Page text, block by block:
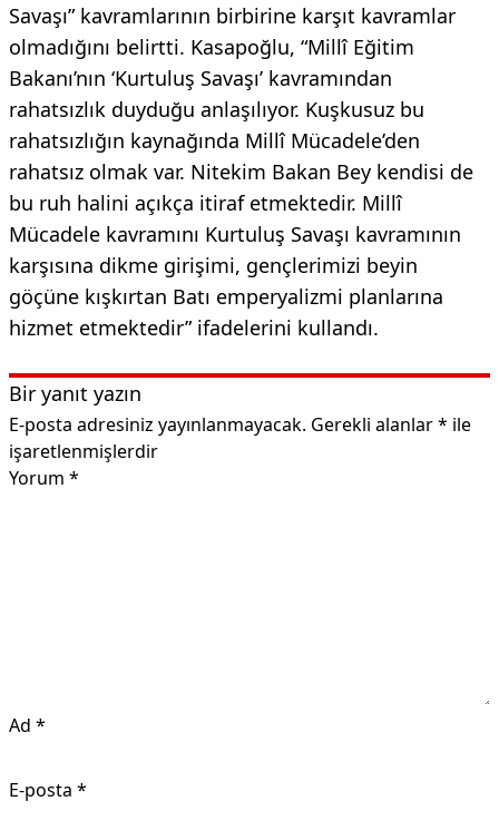
Savaşı” kavramlarının birbirine karşıt kavramlar
olmadığını belirtti. Kasapoğlu, “Millî Eğitim
Bakanı’nın ‘Kurtuluş Savaşı’ kavramından
rahatsızlık duyduğu anlaşılıyor. Kuşkusuz bu
rahatsızlığın kaynağında Millî Mücadele’den
rahatsız olmak var. Nitekim Bakan Bey kendisi de
bu ruh halini açıkça itiraf etmektedir. Millî
Mücadele kavramını Kurtuluş Savaşı kavramının
karşısına dikme girişimi, gençlerimizi beyin
göçüne kışkırtan Batı emperyalizmi planlarına
hizmet etmektedir” ifadelerini kullandı.
Bir yanıt yazın
E-posta adresiniz yayınlanmayacak. Gerekli alanlar* ile
işaretlenmişlerdir
Yorum *
Ad *
E-posta *